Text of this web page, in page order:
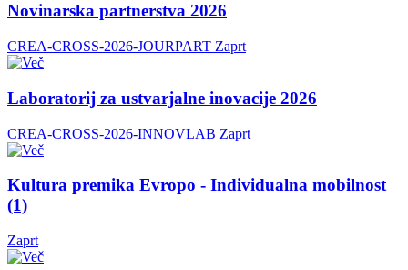
Novinarska partnerstva 2026
CREA-CROSS-2026-JOURPART Zaprt
Laboratorij za ustvarjalne inovacije 2026
CREA-CROSS-2026-INNOVLAB Zaprt
Kultura premika Evropo - Individualna mobilnost
(1)
Zaprt